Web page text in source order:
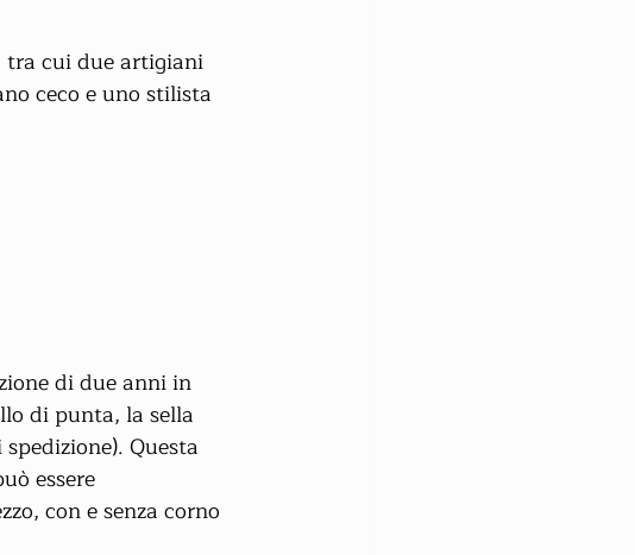
tra cui due artigiani
ceco e uno stilista
di due anni in
di punta, la sella
Questa
essere
con e senza corno